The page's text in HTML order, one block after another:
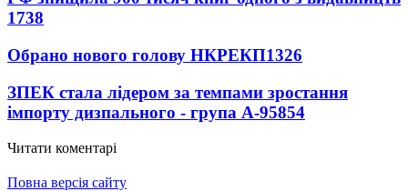
1738
Обрано нового голову НКРЕКП1326
ЗПЕК стала лідером за темпами зростання
імпорту дизпального - група А-95854
Читати коментарі
Повна версія сайту